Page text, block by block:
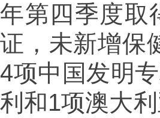
年第四季度取
证，未新增保
4项中国发明
利和1项澳大